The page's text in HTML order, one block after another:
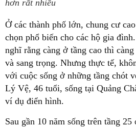
hơn rất nhiều
Ở các thành phố lớn, chung cư
chọn phổ biến cho các hộ gia
nghĩ rằng càng ở tầng cao thì
và sang trọng. Nhưng thực tế,
với cuộc sống ở những tầng chót
Lý Vệ, 46 tuổi, sống tại Quảng
ví dụ điển hình.
Sau gần 10 năm sống trên tầng